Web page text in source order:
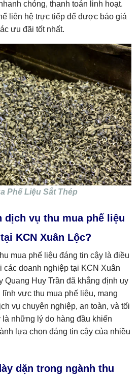
chóng, thanh toán linh hoạt.
liên hệ trực tiếp để được báo giá
ưu đãi tốt nhất.
Phế Liệu Sắt Thép
dịch vụ thu mua phế liệu
KCN Xuân Lộc?
mua phế liệu đáng tin cậy là điều
các doanh nghiệp tại KCN Xuân
Quang Huy Trần đã khẳng định uy
vực thu mua phế liệu, mang
vụ chuyên nghiệp, an toàn, và tối
những lý do hàng đầu khiến
lựa chọn đáng tin cậy của nhiều
dặn trong ngành thu